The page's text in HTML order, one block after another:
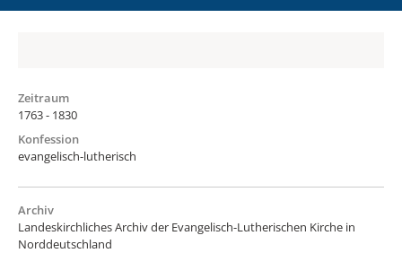
Zeitraum
1763 - 1830
Konfession
evangelisch-lutherisch
Archiv
Landeskirchliches Archiv der Evangelisch-Lutherischen Kirche in
Norddeutschland